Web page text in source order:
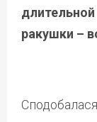
ракушки –